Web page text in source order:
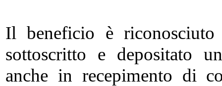
Il beneficio è
sottoscritto e depositato
anche in recepimento di